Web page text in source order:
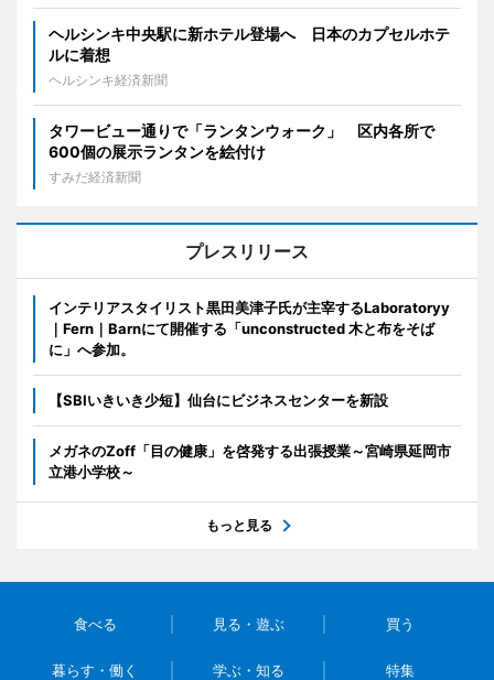
ヘルシンキ中央駅に新ホテル登場へ 日本のカプセルホテ
ルに着想
ヘルシンキ経済新聞
タワービュー通りで「ランタンウォーク」 区内各所で
600個の展示ランタンを絵付け
すみだ経済新聞
プレスリリース
インテリアスタイリスト黒田美津子氏が主宰するLaboratoryy
｜Fern｜Barnにて開催する「unconstructed 木と布をそば
に」へ参加。
【SBIいきいき少短】仙台にビジネスセンターを新設
メガネのZoff「目の健康」を啓発する出張授業～宮崎県延岡市
立港小学校～
もっと見る
食べる 見る・遊ぶ 買う
暮らす・働く 学ぶ・知る 特集